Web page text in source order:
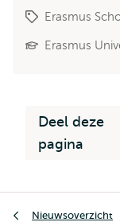
Erasmus
Erasmus
Deel deze
pagina
Nieuwsoverzicht